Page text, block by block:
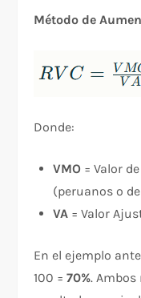
Método de
Donde:
VMO = Valor
(peruanos o de
VA = Valor
En el ejemplo
100 =70%.